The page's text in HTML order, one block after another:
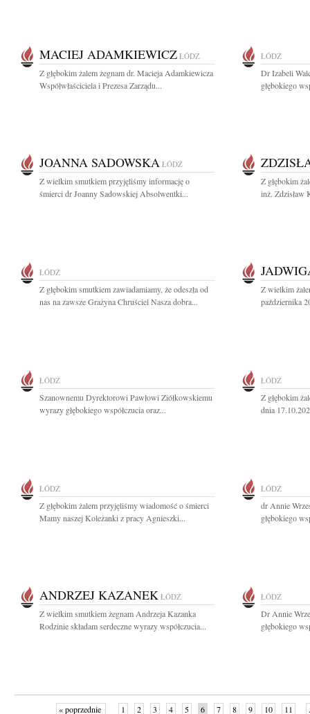
MACIEJ ADAMKIEWICZ ŁÓDŹ
Z głębokim żalem żegnam dr. Macieja Adamkiewicza
Współwłaściciela i Prezesa Zarządu...
ŁÓDŹ
Dr Izabeli
głębokiego
JOANNA SADOWSKA ŁÓDŹ
Z wielkim smutkiem przyjęliśmy informację o
śmierci dr Joanny Sadowskiej Absolwentki...
Z głębokim
inż. Zdzisław
ŁÓDŹ
Z głębokim smutkiem zawiadamiamy, że odeszła od
nas na zawsze Grażyna Chruściel Nasza dobra...
Z wielkim
października
ŁÓDŹ
Szanownemu Dyrektorowi Pawłowi Ziółkowskiemu
wyrazy głębokiego współczucia oraz...
ŁÓDŹ
Z głębokim
dnia
ŁÓDŹ
Z głębokim żalem przyjęliśmy wiadomość o śmierci
Mamy naszej Koleżanki z pracy Agnieszki...
ŁÓDŹ
dr Annie
głębokiego
ANDRZEJ KAZANEK ŁÓDŹ
Z wielkim smutkiem żegnam Andrzeja Kazanka
Rodzinie składam serdeczne wyrazy współczucia...
ŁÓDŹ
Dr Annie
głębokiego
« poprzednie 1 2 3 4 5 6 7 8 9 10 11